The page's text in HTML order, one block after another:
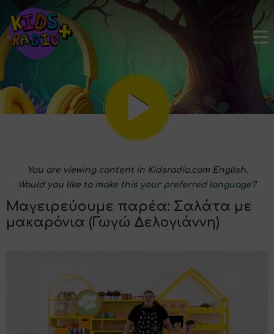
You are viewing content in Kidsradio.com English.
Would you like to make this your preferred language?
Μαγειρεύουμε παρέα: Σαλάτα με
μακαρόνια (Γωγώ Δελογιάννη)